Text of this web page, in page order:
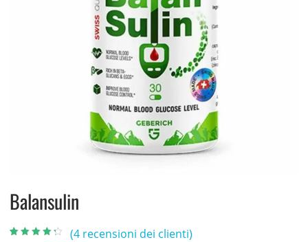
Balansulin
(4recensioni dei clienti)